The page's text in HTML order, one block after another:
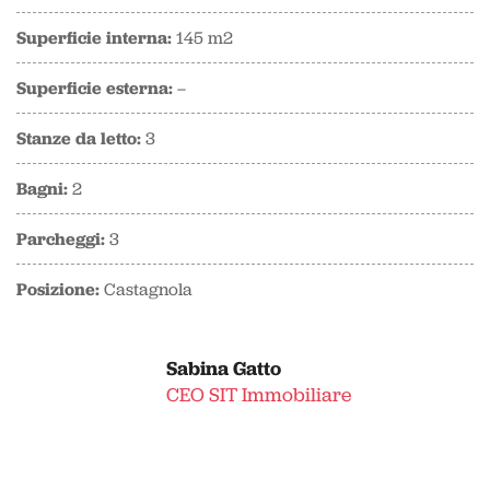
Superficie interna:145 m2
Superficie esterna:–
Stanze da letto: 3
Bagni: 2
Parcheggi: 3
Posizione:Castagnola
Sabina Gatto
CEO SIT Immobiliare